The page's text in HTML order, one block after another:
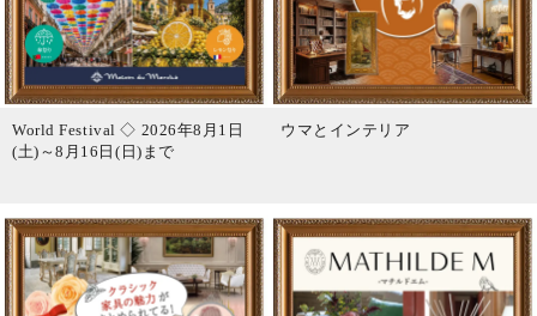
World Festival ◇ 2026年8月1日
(土)～8月16日(日)まで
ウマとインテリア